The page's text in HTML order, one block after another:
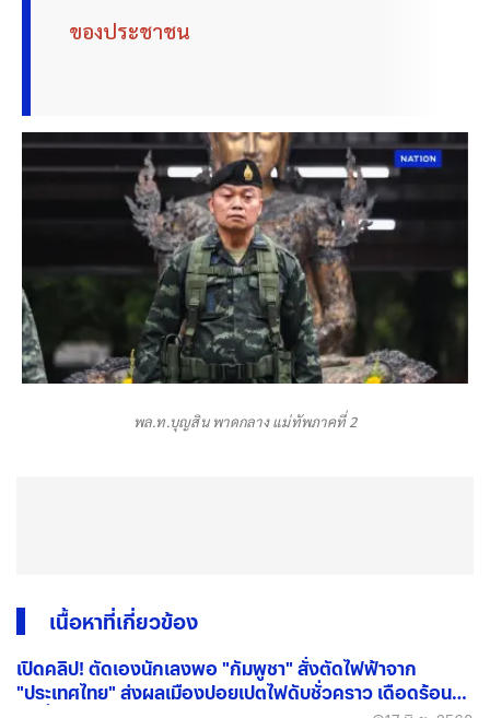
ของประชาชน
พล.ท.บุญสิน พาดกลาง แม่ทัพภาคที่ 2
เนื้อหาที่เกี่ยวข้อง
เปิดคลิป! ตัดเองนักเลงพอ "กัมพูชา" สั่งตัดไฟฟ้าจาก
"ประเทศไทย" ส่งผลเมืองปอยเปตไฟดับชั่วคราว เดือดร้อน